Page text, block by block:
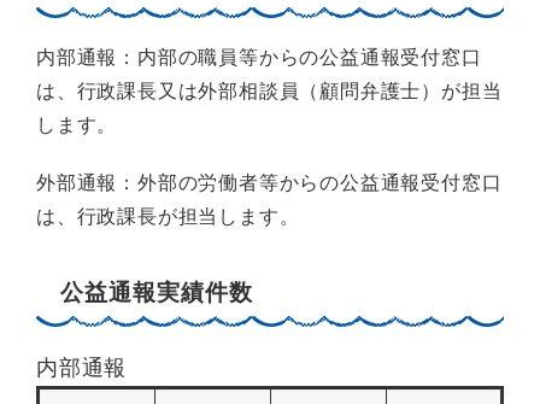
内部通報：内部の職員等からの公益通報受付窓口
は、行政課長又は外部相談員（顧問弁護士）が担当
します。
外部通報：外部の労働者等からの公益通報受付窓口
は、行政課長が担当します。
公益通報実績件数
内部通報